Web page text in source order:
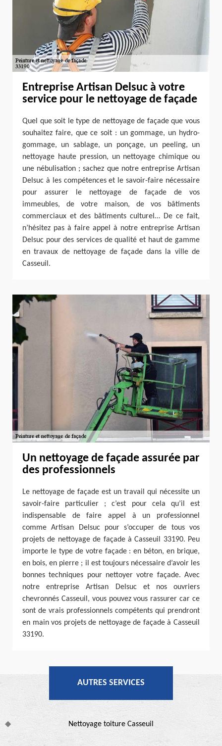
Entreprise Artisan Delsuc à votre
service pour le nettoyage de façade
Quel que soit le type de nettoyage de façade que vous
souhaitez faire, que ce soit : un gommage, un hydro-
gommage, un sablage, un ponçage, un peeling, un
nettoyage haute pression, un nettoyage chimique ou
une nébulisation ; sachez que notre entreprise Artisan
Delsuc à les compétences et le savoir-faire nécessaire
pour assurer le nettoyage de façade de vos
immeubles, de votre maison, de vos bâtiments
commerciaux et des bâtiments culturel… De ce fait,
n’hésitez pas à faire appel à notre entreprise Artisan
Delsuc pour des services de qualité et haut de gamme
en travaux de nettoyage de façade dans la ville de
Casseuil.
Un nettoyage de façade assurée par
des professionnels
Le nettoyage de façade est un travail qui nécessite un
savoir-faire particulier ; c’est pour cela qu’il est
indispensable de faire appel à un professionnel
comme Artisan Delsuc pour s’occuper de tous vos
projets de nettoyage de façade à Casseuil 33190. Peu
importe le type de votre façade : en béton, en brique,
en bois, en pierre ; il est toujours nécessaire d’avoir les
bonnes techniques pour nettoyer votre façade. Avec
notre entreprise Artisan Delsuc et nos ouvriers
chevronnés Casseuil, vous pouvez vous rassurer car ce
sont de vrais professionnels compétents qui prendront
en main vos projets de nettoyage de façade à Casseuil
33190.
AUTRES SERVICES
Nettoyage toiture Casseuil